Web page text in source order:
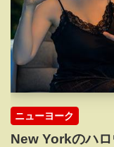
ニューヨーク
New Yorkのハロ